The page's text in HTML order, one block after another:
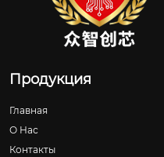
Продукция
Главная
О Нас
Контакты